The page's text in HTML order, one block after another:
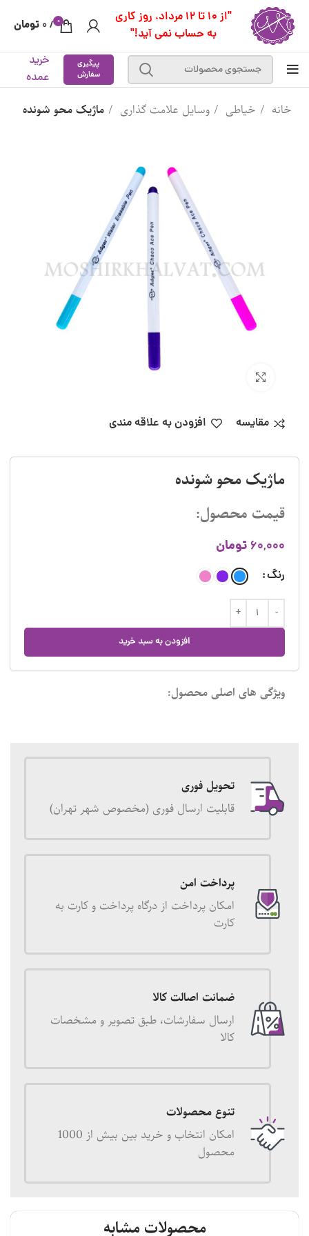
"از 10 تا 12 مرداد، روز کاری
به حساب نمی آید!"
0
/
0 تومان
پیگیری
سفارش
خرید
عمده
خانه خیاطی وسایل علامت گذاری ماژیک محو شونده
مقایسه افزودن به علاقه مندی
ماژیک محو شونده
قیمت محصول:
60,000تومان
رنگ
افزودن به سبد خرید
ویژگی های اصلی محصول:
تحویل فوری
قابلیت ارسال فوری (مخصوص شهر تهران)
پرداخت امن
امکان پرداخت از درگاه پرداخت و کارت به
کارت
ضمانت اصالت کالا
ارسال سفارشات، طبق تصویر و مشخصات
کالا
تنوع محصولات
امکان انتخاب و خرید بین بیش از 1000
محصول
محصولات مشابه